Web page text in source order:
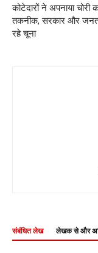
कोटेदारों ने अपनाया
तकनीक, सरकार और
रहे चूना
संबंधित लेख लेखक से और